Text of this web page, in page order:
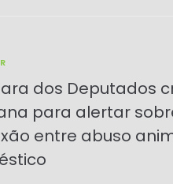
m
dos Deputados
para alertar
entre abuso